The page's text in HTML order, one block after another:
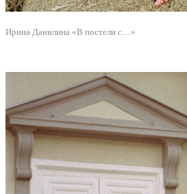
Ирина Данилина «В постели с…»